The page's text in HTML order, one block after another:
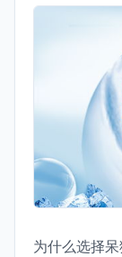
为什么选择